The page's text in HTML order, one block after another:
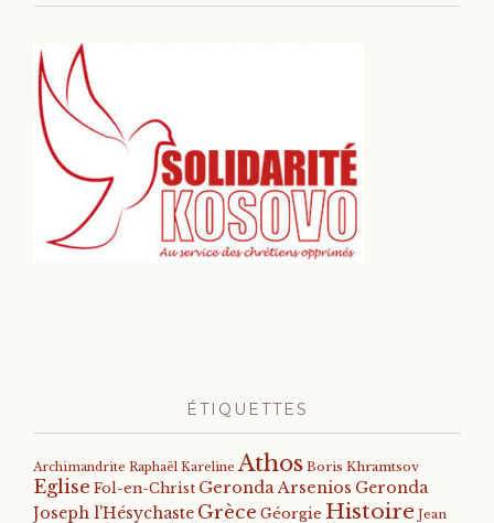
ÉTIQUETTES
Archimandrite Raphaël Kareline Athos Boris Khramtsov
Eglise Fol-en-Christ Geronda Arsenios Geronda
Joseph l'Hésychaste Grèce Géorgie Histoire Jean